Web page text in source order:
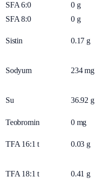
SFA 6:0 0 g
SFA 8:0
0 g
Sistin 0.17 g
Sodyum 234 mg
Su 36.92 g
Teobromin 0 mg
TFA 16:1 t 0.03 g
TFA 18:1 t 0.41 g